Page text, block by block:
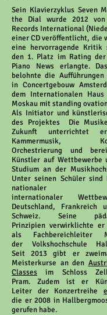
Sein Klavierzyklus Seven
the Dial wurde 2012 von
Records International
einer CD veröffentlicht, die
eine hervorragende Kritik
den 1. Platz im Rating
Piano News erlangte.
belohnte die Aufführungen
in Concertgebouw
dem Internationalen
Moskau mit standing
Als Initiator und
des Projektes Die
Zukunft unterrichtet
Kammermusik,
Orchestrierung und
Künstler auf Wettbewerbe
Studium an der
Unter seinen Schüler sind
nationaler
internationaler
Deutschland, Frankreich
Schweiz. Seine
Prinzipien verwirklichte er
als Fachbereichleiter
der Volkshochschule
Seit 2013 gibt er
Meisterkurse an den
Classes im Schloss
Pram. Zudem ist er
Leiter der Konzertreihe
die er 2008 in
gerufen habe.